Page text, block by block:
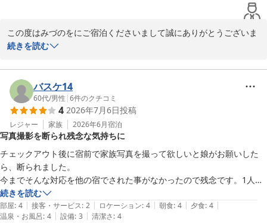
この度はみづのをにご宿泊くださいまして誠にありがとうございま
す
みとなります
今後も、おいでくださったお客様に、お寛ぎのひと時をご提供でき
るよう努めて参ります
みづのを　支配人
犬山温泉 旬樹庵 八勝閣みづのを
続きを読む
バスケ14
60代/男性 |6件のクチコミ
4 2026年7月6日投稿
レジャー 家族 2026年6月宿泊
写真撮影を断られ残念な気持ちに
チェックアウト後に宿前で家族写真を撮って欲しいと娘がお願いした
ら、断られました。
今までそんな対応を他の宿でされた事がなかったので残念です。1人し
かカウンターにいないから？2.3分の事なのに。柔軟な対応をお願いし
たかったですね。
続きを読む
部屋: 4 | 接客・サービス: 2 | ロケーション: 4 | 朝食: 4 | 夕食: 4 |
温泉・お風呂: 4 | 設備: 3 | 清潔さ: 4